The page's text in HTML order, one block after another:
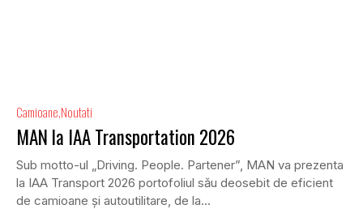
Camioane Noutati
MAN la IAA Transportation 2026
Sub motto-ul „Driving. People. Partener”, MAN va prezenta
la IAA Transport 2026 portofoliul său deosebit de eficient
de camioane și autoutilitare, de la...